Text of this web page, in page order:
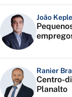
João
Ranier
Centro-
Planalto